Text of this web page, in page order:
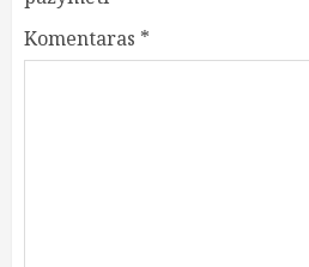
Komentaras *